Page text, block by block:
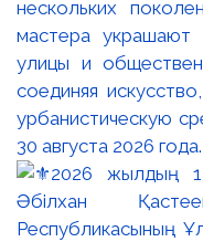
нескольких
мастера украшают
улицы и
соединяя
урбанистическую
30 августа 2026 года.